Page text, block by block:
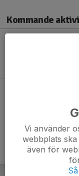
Kommande
Vi använder
webbplats
även för